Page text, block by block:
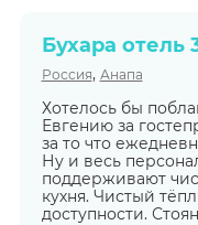
Бухара отель
Россия, Анапа
Хотелось бы
Евгению за
за то что
Ну и весь
поддерживают
кухня. Чистый
доступности.